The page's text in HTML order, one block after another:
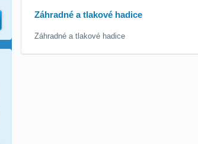
Záhradné a tlakové hadice
Záhradné a tlakové hadice
Hľadať